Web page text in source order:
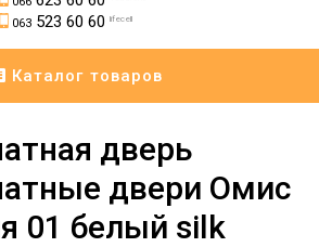
063523 60 60 lifecell
Каталог товаров
дверь
двери Омис
01 белый silk